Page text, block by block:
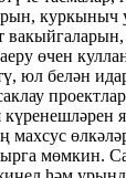
өчен
юл белән
күренешләрен
махсус
мөмкин.